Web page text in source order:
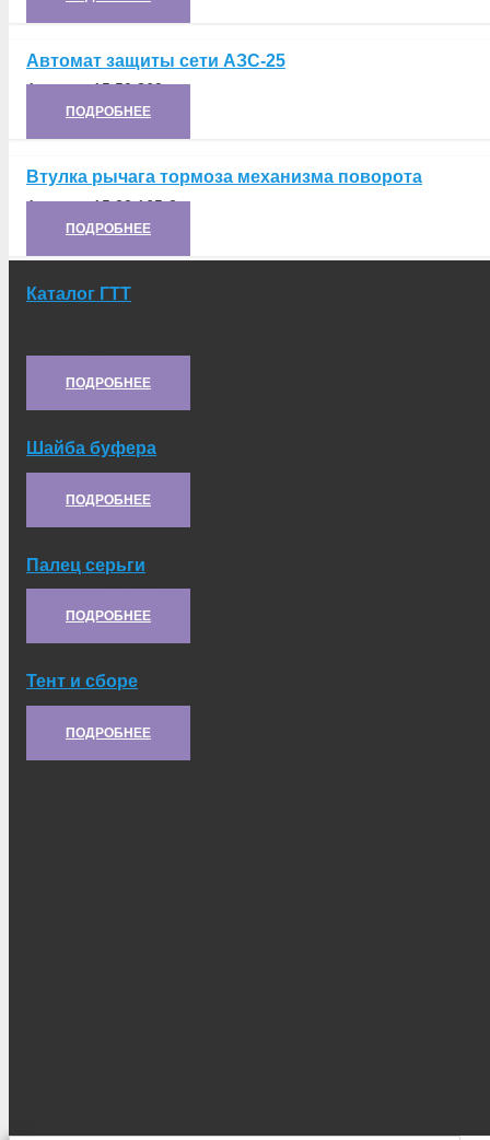
Автомат защиты сети АЗС-25
Артикул:А5.50.360
ПОДРОБНЕЕ
Втулка рычага тормоза механизма поворота
Артикул:А5.22.165-2
ПОДРОБНЕЕ
Каталог ГТТ
1 200₽
ПОДРОБНЕЕ
Шайба буфера
Артикул:5.32.138
ПОДРОБНЕЕ
Палец серьги
Артикул:5.61.163
ПОДРОБНЕЕ
Тент и сборе
Артикул:21.44.011
ПОДРОБНЕЕ